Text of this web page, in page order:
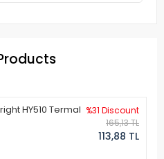
HY510 Termal %31 Discount
165,13 TL
113,88 TL